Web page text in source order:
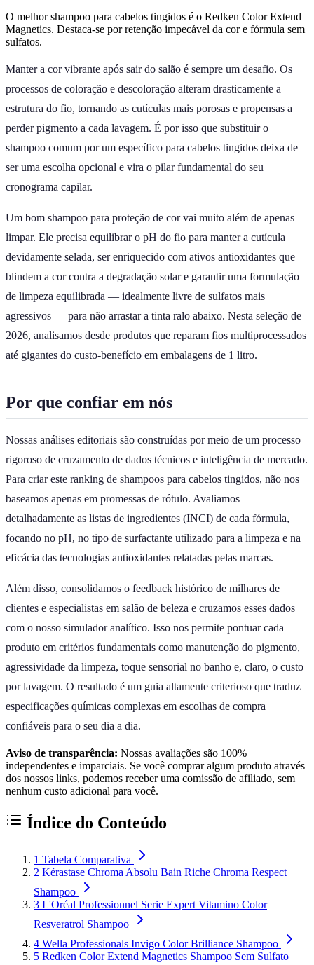
O melhor shampoo para cabelos tingidos é o Redken Color Extend
Magnetics. Destaca-se por retenção impecável da cor e fórmula sem
sulfatos.
Manter a cor vibrante após sair do salão é sempre um desafio. Os
processos de coloração e descoloração alteram drasticamente a
estrutura do fio, tornando as cutículas mais porosas e propensas a
perder pigmento a cada lavagem. É por isso que substituir o
shampoo comum por um específico para cabelos tingidos deixa de
ser uma escolha opcional e vira o pilar fundamental do seu
cronograma capilar.
Um bom shampoo para proteção de cor vai muito além de apenas
limpar. Ele precisa equilibrar o pH do fio para manter a cutícula
devidamente selada, ser enriquecido com ativos antioxidantes que
blindem a cor contra a degradação solar e garantir uma formulação
de limpeza equilibrada — idealmente livre de sulfatos mais
agressivos — para não arrastar a tinta ralo abaixo. Nesta seleção de
2026, analisamos desde produtos que reparam fios multiprocessados
até gigantes do custo-benefício em embalagens de 1 litro.
Por que confiar em nós
Nossas análises editoriais são construídas por meio de um processo
rigoroso de cruzamento de dados técnicos e inteligência de mercado.
Para criar este ranking de shampoos para cabelos tingidos, não nos
baseamos apenas em promessas de rótulo. Avaliamos
detalhadamente as listas de ingredientes (INCI) de cada fórmula,
focando no pH, no tipo de surfactante utilizado para a limpeza e na
eficácia das tecnologias antioxidantes relatadas pelas marcas.
Além disso, consolidamos o feedback histórico de milhares de
clientes e especialistas em salão de beleza e cruzamos esses dados
com o nosso simulador analítico. Isso nos permite pontuar cada
produto em critérios fundamentais como manutenção do pigmento,
agressividade da limpeza, toque sensorial no banho e, claro, o custo
por lavagem. O resultado é um guia altamente criterioso que traduz
especificações químicas complexas em escolhas de compra
confiáveis para o seu dia a dia.
Aviso de transparência: Nossas avaliações são 100%
independentes e imparciais. Se você comprar algum produto através
dos nossos links, podemos receber uma comissão de afiliado, sem
nenhum custo adicional para você.
Índice do Conteúdo
1 Tabela Comparativa
2 Kérastase Chroma Absolu Bain Riche Chroma Respect
Shampoo
3 L'Oréal Professionnel Serie Expert Vitamino Color
Resveratrol Shampoo
4 Wella Professionals Invigo Color Brilliance Shampoo
5 Redken Color Extend Magnetics Shampoo Sem Sulfato